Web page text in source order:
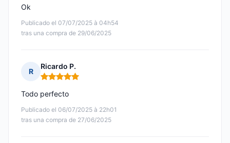
Publicado el 07/07/2025 à 04h54
tras una compra de 29/06/2025
Ok
R
Ricardo P.
Nota: 5 de 5
Publicado el 06/07/2025 à 22h01
tras una compra de 27/06/2025
Todo perfecto